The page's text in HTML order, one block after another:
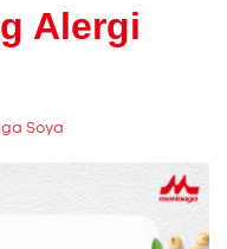
Alergi
Soya